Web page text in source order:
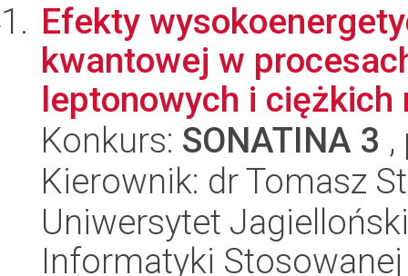
Efekty
kwantowej w
leptonowych i ciężkich
Konkurs: SONATINA 3
Kierownik: dr Tomasz
Uniwersytet
Informatyki Stosowanej